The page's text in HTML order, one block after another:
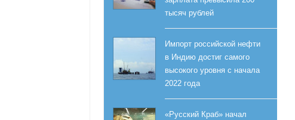
тысяч рублей
Импорт российской нефти
в Индию достиг самого
высокого уровня с начала
2022 года
«Русский Краб» начал